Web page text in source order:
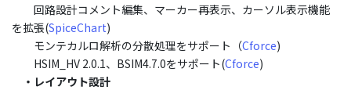
回路設計コメント編集、マーカー再表示、カーソル表示機能
を拡張(SpiceChart)
モンテカルロ解析の分散処理をサポート（Cforce)
HSIM_HV 2.0.1、BSIM4.7.0をサポート(Cforce)
・レイアウト設計